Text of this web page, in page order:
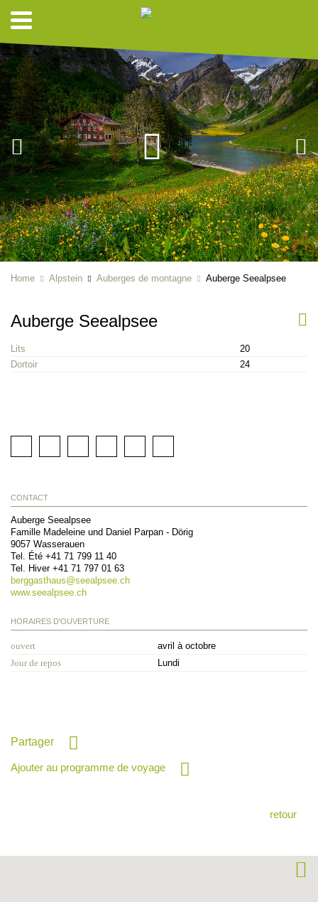
Home Alpstein Auberges de montagne Auberge Seealpsee
Auberge Seealpsee
Lits
20
Dortoir
24
CONTACT
Auberge Seealpsee
Famille Madeleine und Daniel Parpan - Dörig
9057 Wasserauen
Tel. Été +41 71 799 11 40
Tel. Hiver +41 71 797 01 63
berggasthaus@seealpsee.ch
www.seealpsee.ch
HORAIRES D'OUVERTURE
ouvert
avril à octobre
Jour de repos
Lundi
Partager
Ajouter au programme de voyage
retour